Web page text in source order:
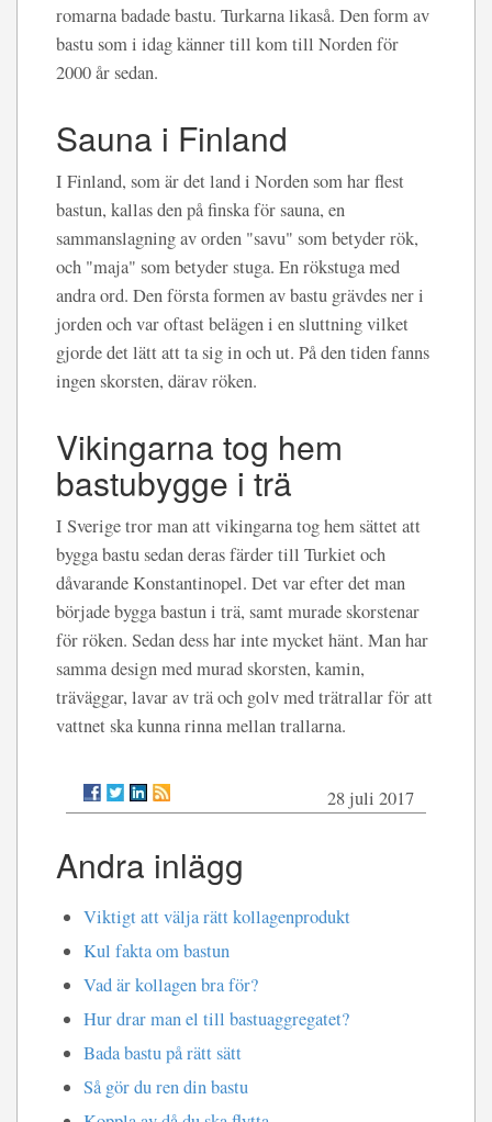
romarna badade bastu. Turkarna likaså. Den form av
bastu som i idag känner till kom till Norden för
2000 år sedan.
Sauna i Finland
I Finland, som är det land i Norden som har flest
bastun, kallas den på finska för sauna, en
sammanslagning av orden "savu" som betyder rök,
och "maja" som betyder stuga. En rökstuga med
andra ord. Den första formen av bastu grävdes ner i
jorden och var oftast belägen i en sluttning vilket
gjorde det lätt att ta sig in och ut. På den tiden fanns
ingen skorsten, därav röken.
Vikingarna tog hem
bastubygge i trä
I Sverige tror man att vikingarna tog hem sättet att
bygga bastu sedan deras färder till Turkiet och
dåvarande Konstantinopel. Det var efter det man
började bygga bastun i trä, samt murade skorstenar
för röken. Sedan dess har inte mycket hänt. Man har
samma design med murad skorsten, kamin,
träväggar, lavar av trä och golv med trätrallar för att
vattnet ska kunna rinna mellan trallarna.
28 juli 2017
Andra inlägg
Viktigt att välja rätt kollagenprodukt
Kul fakta om bastun
Vad är kollagen bra för?
Hur drar man el till bastuaggregatet?
Bada bastu på rätt sätt
Så gör du ren din bastu